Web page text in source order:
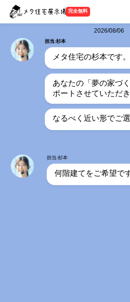
完全無料
2026/08/06
担当:杉本
メタ住宅の杉本です。
あなたの「夢の家づ
ポートさせていただき
なるべく近い形でご
担当:杉本
何階建てをご希望で